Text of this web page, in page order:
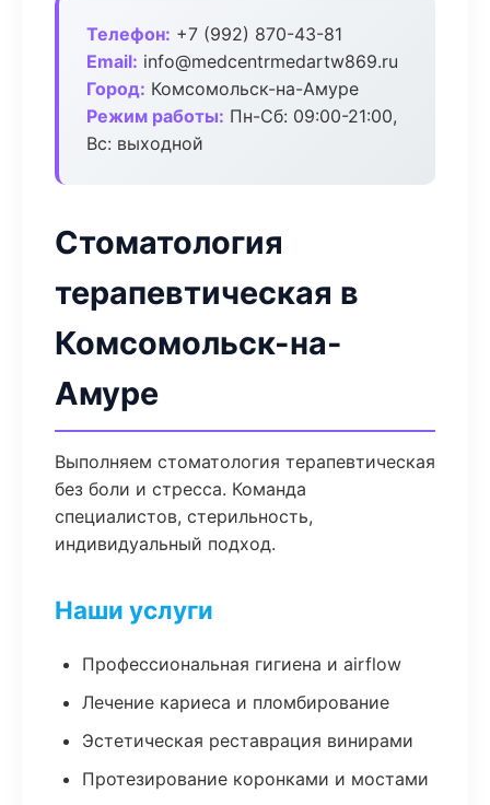
Телефон: +7 (992) 870-43-81
Email: info@medcentrmedartw869.ru
Город: Комсомольск-на-Амуре
Режим работы: Пн-Сб: 09:00-21:00,
Вс: выходной
Стоматология
терапевтическая в
Комсомольск-на-
Амуре
Выполняем стоматология терапевтическая
без боли и стресса. Команда
специалистов, стерильность,
индивидуальный подход.
Наши услуги
Профессиональная гигиена и airflow
Лечение кариеса и пломбирование
Эстетическая реставрация винирами
Протезирование коронками и мостами